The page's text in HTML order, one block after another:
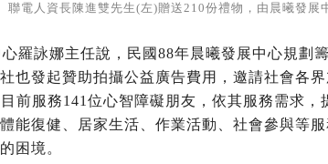
聯電人資長陳進雙先生(左)贈送210份禮物，由晨曦發展
羅詠娜主任說，民國88年晨曦發展中心規劃
也發起贊助拍攝公益廣告費用，邀請社會各
前服務141位心智障礙朋友，依其服務需求
能復健、居家生活、作業活動、社會參與等
困境。